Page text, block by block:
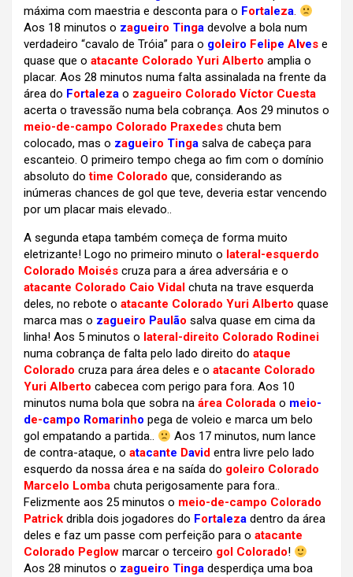
máxima com maestria e desconta para o Fortaleza.
Aos 18 minutos o zagueiro Tinga devolve a bola num
verdadeiro “cavalo de Tróia” para o goleiro Felipe Alves e
quase que o atacante Colorado Yuri Alberto amplia o
placar. Aos 28 minutos numa falta assinalada na frente da
área do Fortaleza o zagueiro Colorado Víctor Cuesta
acerta o travessão numa bela cobrança. Aos 29 minutos o
meio-de-campo Colorado Praxedes chuta bem
colocado, mas o zagueiro Tinga salva de cabeça para
escanteio. O primeiro tempo chega ao fim com o domínio
absoluto dotime Colorado que, considerando as
inúmeras chances de gol que teve, deveria estar vencendo
por um placar mais elevado..
A segunda etapa também começa de forma muito
eletrizante! Logo no primeiro minuto o lateral-esquerdo
Colorado Moisés cruza para a área adversária e o
atacante Colorado Caio Vidal chuta na trave esquerda
deles, no rebote o atacante Colorado Yuri Alberto quase
marca mas o zagueiro Paulão salva quase em cima da
linha! Aos 5 minutos o lateral-direito Colorado Rodinei
numa cobrança de falta pelo lado direito do ataque
Colorado cruza para área deles e o atacante Colorado
Yuri Alberto cabecea com perigo para fora. Aos 10
minutos numa bola que sobra na área Colorada o meio-
de-campo Romarinho pega de voleio e marca um belo
gol empatando a partida..
Aos 17 minutos, num lance
de contra-ataque, o atacante David entra livre pelo lado
esquerdo da nossa área e na saída do goleiro Colorado
Marcelo Lomba chuta perigosamente para fora..
Felizmente aos 25 minutos o meio-de-campo Colorado
Patrick dribla dois jogadores do Fortaleza dentro da área
deles e faz um passe com perfeição para o atacante
Colorado Peglow marcar o terceiro gol Colorado!
Aos 28 minutos o zagueiro Tinga desperdiça uma boa